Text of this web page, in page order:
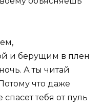
и берущим в плен
А ты читай
что даже
тебя от пуль